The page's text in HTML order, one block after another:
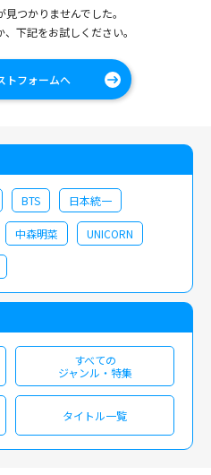
つかりませんでした。
下記をお試しください。
トフォームへ
BTS 日本統一
中森明菜 UNICORN
すべての
ジャンル・特集
タイトル一覧